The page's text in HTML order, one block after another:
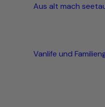
Aus alt mach
Vanlife und